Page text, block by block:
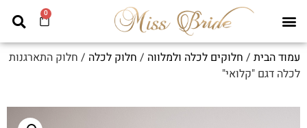
0
עמוד הבית / חלוקים לכלה ולמלווה / חלוק לכלה / חלוק התארגנות
לכלה דגם "קלואי"